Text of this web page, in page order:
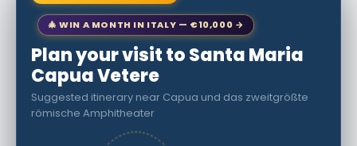
🎄 WIN A MONTH IN ITALY — €10,000 →
Plan your visit to Santa Maria
Capua Vetere
Suggested itinerary near Capua und das zweitgrößte
römische Amphitheater